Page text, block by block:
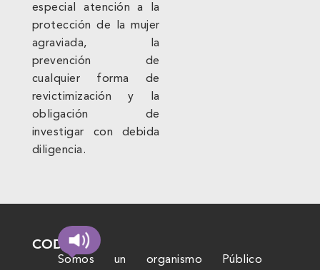
especial atención a la
protección de la mujer
agraviada, la
prevención de
cualquier forma de
revictimización y la
obligación de
investigar con debida
diligencia.
CODHEM
Somos un organismo Público